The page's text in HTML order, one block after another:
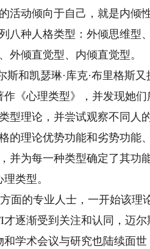
活动倾向于自己，就是内倾
八种人格类型：外倾思维型
外倾直觉型、内倾直觉型。
和凯瑟琳·库克·布里格斯又
《心理类型》，并发现她们
型理论，并尝试观察不同人
的理论优势功能和劣势功能
并为每一种类型确定了其功
类型。
面的专业人士，一开始该理
逐渐受到关注和认同，迈尔
学术会议与研究也陆续面